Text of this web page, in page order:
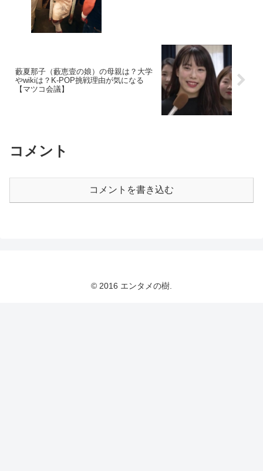
藪夏那子（藪恵壹の娘）の母親は？大学
やwikiは？K-POP挑戦理由が気になる
【マツコ会議】
コメント
コメントを書き込む
© 2016 エンタメの樹.